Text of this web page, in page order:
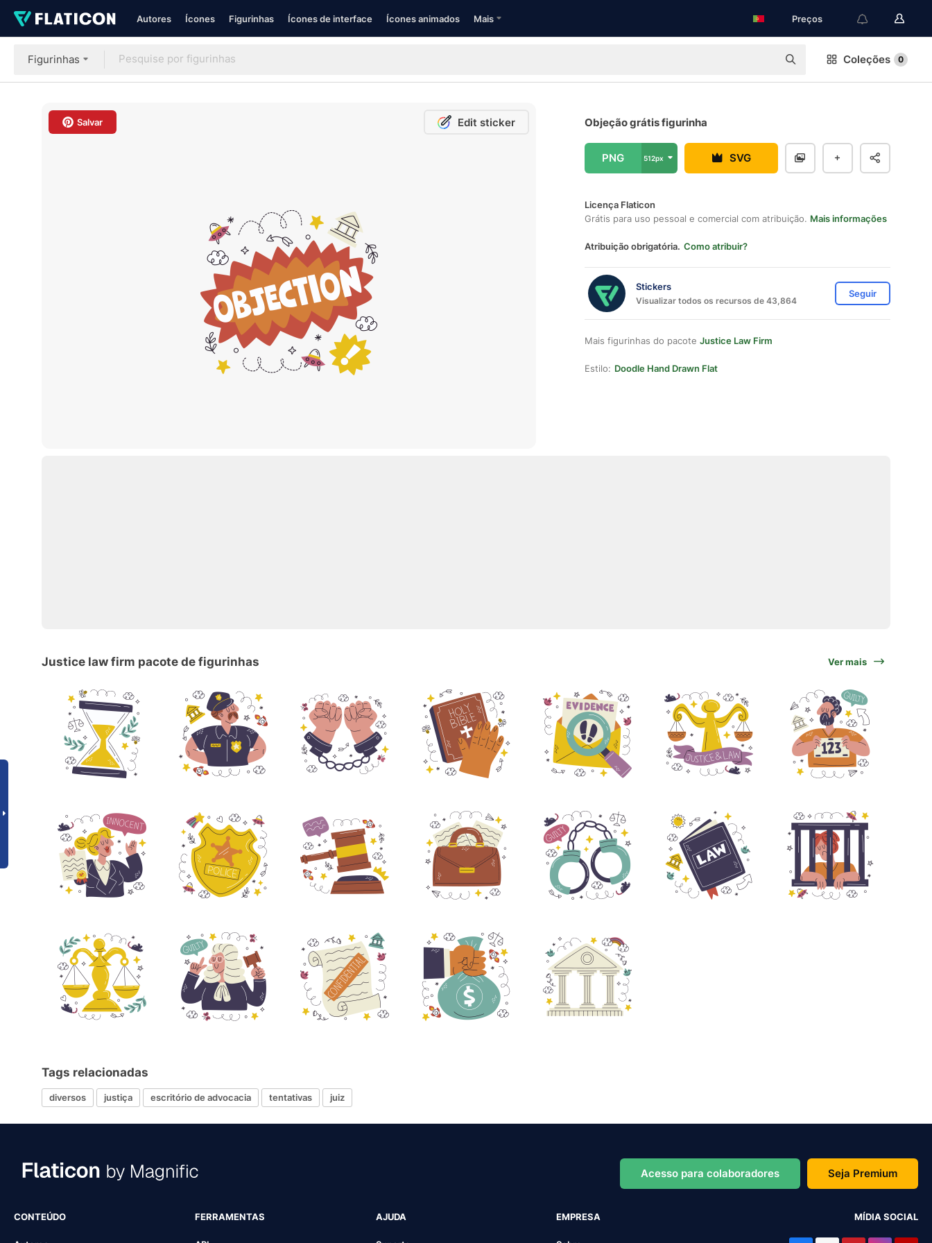
Autores Ícones Figurinhas Ícones de interface Ícones animados Mais Preços
Figurinhas Coleções 0
Salvar Edit sticker Objeção grátis figurinha
PNG 512px SVG
Licença Flaticon
Grátis para uso pessoal e comercial com atribuição. Mais informações
Atribuição obrigatória. Como atribuir?
Stickers
Visualizar todos os recursos de 43,864
Seguir
Mais figurinhas do pacote Justice Law Firm
Estilo: Doodle Hand Drawn Flat
Justice law firm pacote de figurinhas Ver mais
Tags relacionadas
diversos justiça escritório de advocacia tentativas juiz
Acesso para colaboradores Seja Premium
CONTEÚDO FERRAMENTAS AJUDA EMPRESA MÍDIA SOCIAL